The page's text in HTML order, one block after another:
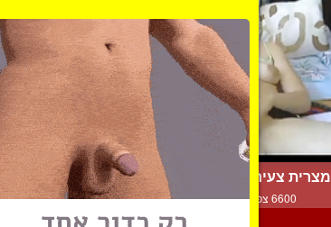
מצרית צעירה ושובבה לבדה ...
6600 צפיות | 3 המלצות
כוכבת
26237 צפיות